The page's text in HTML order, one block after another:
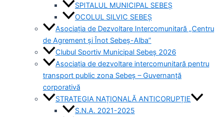
SPITALUL MUNICIPAL SEBEȘ
OCOLUL SILVIC SEBEȘ
Asociația de Dezvoltare Intercomunitară „Centru
de Agrement și Înot Sebeș-Alba”
Clubul Sportiv Municipal Sebeș 2026
Asociația de dezvoltare intercomunitară pentru
transport public zona Sebeș – Guvernanță
corporativă
STRATEGIA NAȚIONALĂ ANTICORUPȚIE
S.N.A. 2021-2025